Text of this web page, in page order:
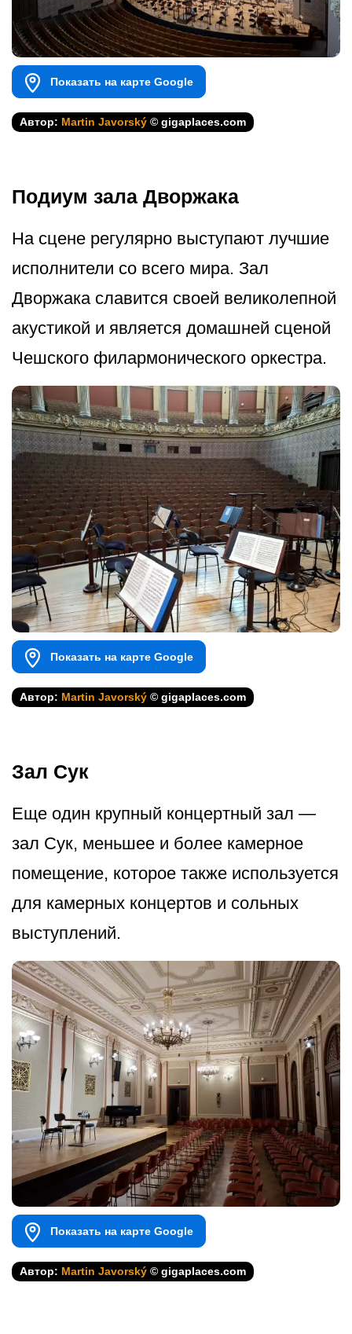
Показать на карте Google
Автор: Martin Javorský © gigaplaces.com
Подиум зала Дворжака
На сцене регулярно выступают лучшие
исполнители со всего мира. Зал
Дворжака славится своей великолепной
акустикой и является домашней сценой
Чешского филармонического оркестра.
Показать на карте Google
Автор: Martin Javorský © gigaplaces.com
Зал Сук
Еще один крупный концертный зал —
зал Сук, меньшее и более камерное
помещение, которое также используется
для камерных концертов и сольных
выступлений.
Показать на карте Google
Автор: Martin Javorský © gigaplaces.com